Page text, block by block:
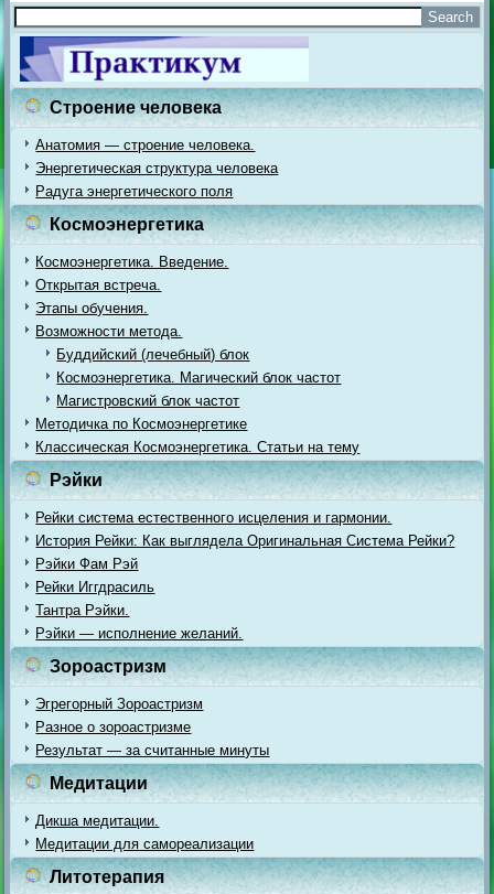
Строение человека
Анатомия — строение человека.
Энергетическая структура человека
Радуга энергетического поля
Космоэнергетика
Космоэнергетика. Введение.
Открытая встреча.
Этапы обучения.
Возможности метода.
Буддийский (лечебный) блок
Космоэнергетика. Магический блок частот
Магистровский блок частот
Методичка по Космоэнергетике
Классическая Космоэнергетика. Статьи на тему
Рэйки
Рейки система естественного исцеления и гармонии.
История Рейки: Как выглядела Оригинальная Система Рейки?
Рэйки Фам Рэй
Рейки Иггдрасиль
Тантра Рэйки.
Рэйки — исполнение желаний.
Зороастризм
Эгрегорный Зороастризм
Разное о зороастризме
Результат — за считанные минуты
Медитации
Дикша медитации.
Медитации для самореализации
Литотерапия